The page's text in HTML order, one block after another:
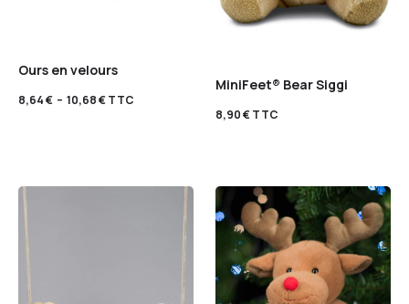
Ours en velours
8,64€ – 10,68€TTC
MiniFeet® Bear Siggi
8,90€TTC